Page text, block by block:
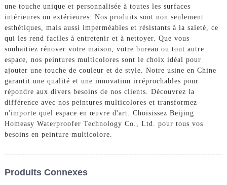
une touche unique et personnalisée à toutes les surfaces
intérieures ou extérieures. Nos produits sont non seulement
esthétiques, mais aussi imperméables et résistants à la saleté, ce
qui les rend faciles à entretenir et à nettoyer. Que vous
souhaitiez rénover votre maison, votre bureau ou tout autre
espace, nos peintures multicolores sont le choix idéal pour
ajouter une touche de couleur et de style. Notre usine en Chine
garantit une qualité et une innovation irréprochables pour
répondre aux divers besoins de nos clients. Découvrez la
différence avec nos peintures multicolores et transformez
n'importe quel espace en œuvre d'art. Choisissez Beijing
Homeasy Waterproofer Technology Co., Ltd. pour tous vos
besoins en peinture multicolore.
Produits Connexes